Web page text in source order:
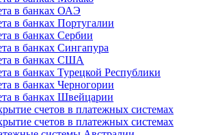
в банках ОАЭ
в банках Португалии
в банках Сербии
в банках Сингапура
в банках США
в банках Турецкой Республики
в банках Черногории
в банках Швейцарии
счетов в платежных системах
счетов в платежных системах